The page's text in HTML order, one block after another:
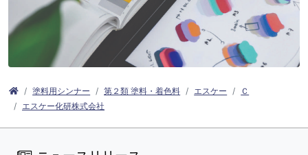
塗料用シンナー 第２類 塗料・着色料 エスケー
Ｃ
エスケー化研株式会社